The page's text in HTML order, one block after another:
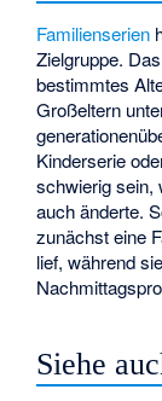
Familienserien
Zielgruppe.
bestimmtes
Großeltern
Kinderserie
schwierig sein,
auch änderte.
zunächst eine
lief, während
Siehe